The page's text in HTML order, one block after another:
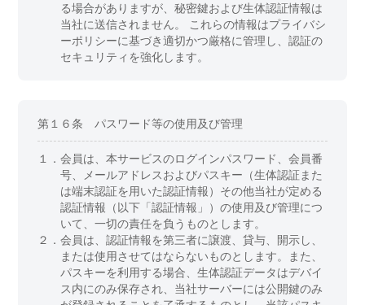
る場合がありますが、秘密鍵および生体認証情報は
当社に送信されません。 これらの情報はプライバシ
ーポリシーに基づき適切かつ厳格に管理し、認証の
セキュリティを強化します。
第１６条 パスワード等の使用及び管理
１．会員は、本サービスのログインパスワード、会員番
号、メールアドレスおよびパスキー（生体認証また
は端末認証を用いた認証情報）その他当社が定める
認証情報（以下「認証情報」）の使用及び管理につ
いて、一切の責任を負うものとします。
２．会員は、認証情報を第三者に譲渡、貸与、開示し、
または使用させてはならないものとします。また、
パスキーを利用する場合、生体認証データはデバイ
ス内にのみ保存され、当社サーバーには公開鍵のみ